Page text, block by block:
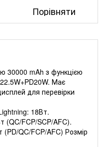
Порівняти
30000 mAh з функцією
Має
для перевірки
18Вт.
(QC/FCP/SCP/AFC).
QC/FCP/AFC) Розмір